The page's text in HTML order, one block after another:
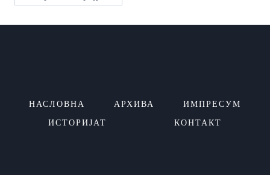
НАСЛОВНА АРХИВА ИМПРЕСУМ
ИСТОРИЈАТ КОНТАКТ